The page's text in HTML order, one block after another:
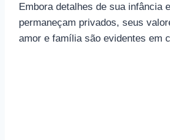
Embora detalhes de sua infância
permaneçam privados, seus
amor e família são evidentes em